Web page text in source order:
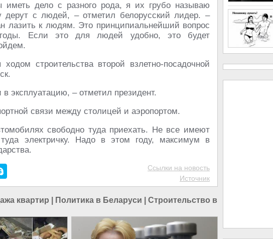
дело с разного рода, я их грубо называю
с людей, – отметил белорусский лидер. –
лазить к людям. Это принципиальнейший вопрос
Если это для людей удобно, это будет
строительства второй взлетно-посадочной
эксплуатацию, – отметил президент.
связи между столицей и аэропортом.
свободно туда приехать. Не все имеют
электричку. Надо в этом году, максимум в
Ссылки на новость
Источник
квартир Политика в Беларуси Строительство в Беларуси